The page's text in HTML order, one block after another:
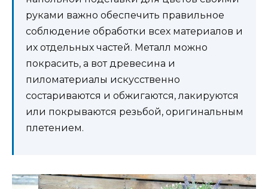
руками важно обеспечить правильное
соблюдение обработки всех материалов и
их отдельных частей. Металл можно
покрасить, а вот древесина и
пиломатериалы искусственно
состариваются и обжигаются, лакируются
или покрываются резьбой, оригинальным
плетением.